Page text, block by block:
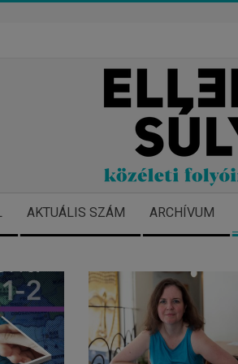
AKTUÁLIS SZÁM ARCHÍVUM